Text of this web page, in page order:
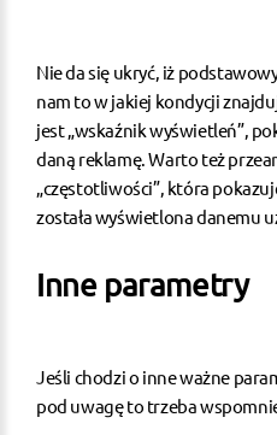
Nie da się ukryć, iż
nam to w jakiej kondycji
jest „wskaźnik wyświetleń”,
daną reklamę. Warto też
„częstotliwości”, która
została wyświetlona danemu
Inne parametry
Jeśli chodzi o inne ważne
pod uwagę to trzeba